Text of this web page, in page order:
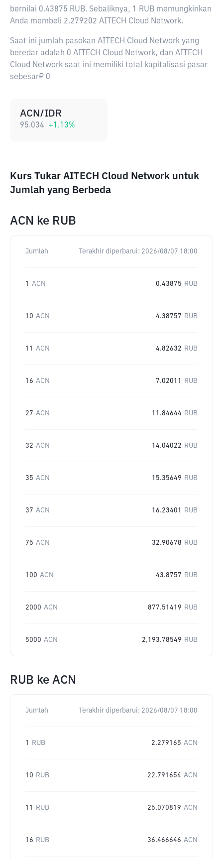
bernilai 0.43875 RUB. Sebaliknya, 1 RUB memungkinkan
Anda membeli 2.279202 AITECH Cloud Network.
Saat ini jumlah pasokan AITECH Cloud Network yang
beredar adalah 0 AITECH Cloud Network, dan AITECH
Cloud Network saat ini memiliki total kapitalisasi pasar
sebesar₽ 0
ACN/IDR
95.034 +1.13%
Kurs Tukar AITECH Cloud Network untuk
Jumlah yang Berbeda
ACN ke RUB
Jumlah Terakhir diperbarui: 2026/08/07 18:00
1 ACN 0.43875 RUB
10 ACN 4.38757 RUB
11 ACN 4.82632 RUB
16 ACN 7.02011 RUB
27 ACN 11.84644 RUB
32 ACN 14.04022 RUB
35 ACN 15.35649 RUB
37 ACN 16.23401 RUB
75 ACN 32.90678 RUB
100 ACN 43.8757 RUB
2000 ACN 877.51419 RUB
5000 ACN 2,193.78549 RUB
RUB ke ACN
Jumlah Terakhir diperbarui: 2026/08/07 18:00
1 RUB 2.279165 ACN
10 RUB 22.791654 ACN
11 RUB 25.070819 ACN
16 RUB 36.466646 ACN